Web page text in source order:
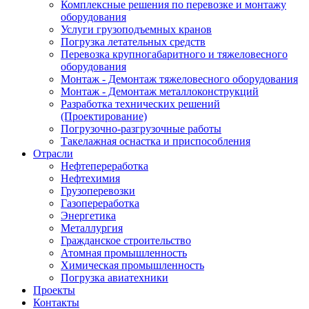
Комплексные решения по перевозке и монтажу
оборудования
Услуги грузоподъемных кранов
Погрузка летательных средств
Перевозка крупногабаритного и тяжеловесного
оборудования
Монтаж - Демонтаж тяжеловесного оборудования
Монтаж - Демонтаж металлоконструкций
Разработка технических решений
(Проектирование)
Погрузочно-разгрузочные работы
Такелажная оснастка и приспособления
Отрасли
Нефтепереработка
Нефтехимия
Грузоперевозки
Газопереработка
Энергетика
Металлургия
Гражданское строительство
Атомная промышленность
Химическая промышленность
Погрузка авиатехники
Проекты
Контакты